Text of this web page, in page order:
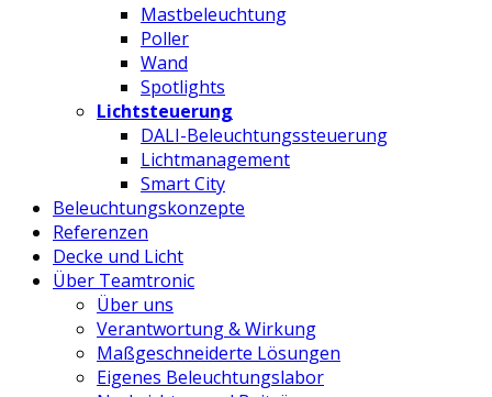
Mastbeleuchtung
Poller
Wand
Spotlights
Lichtsteuerung
DALI-Beleuchtungssteuerung
Lichtmanagement
Smart City
Beleuchtungskonzepte
Referenzen
Decke und Licht
Über Teamtronic
Über uns
Verantwortung & Wirkung
Maßgeschneiderte Lösungen
Eigenes Beleuchtungslabor